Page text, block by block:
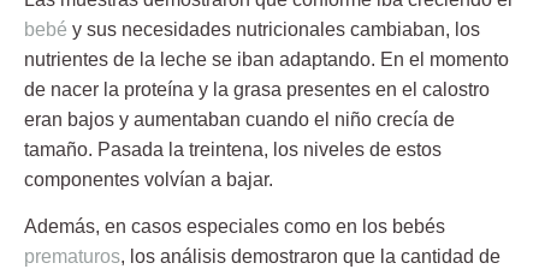
bebé y sus necesidades nutricionales cambiaban, los
nutrientes de la leche se iban adaptando. En el momento
de nacer la proteína y la grasa presentes en el calostro
eran bajos y aumentaban cuando el niño crecía de
tamaño. Pasada la treintena, los niveles de estos
componentes volvían a bajar.
Además, en casos especiales como en los bebés
prematuros, los análisis demostraron que la cantidad de